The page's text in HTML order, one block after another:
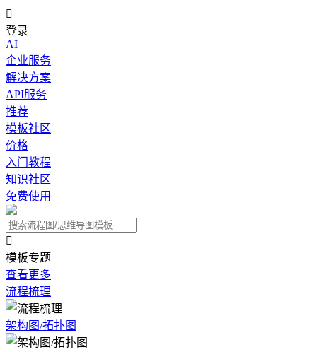

登录
AI
企业服务
解决方案
API服务
推荐
模板社区
价格
入门教程
知识社区
免费使用

模板专题
查看更多
流程梳理
架构图/拓扑图